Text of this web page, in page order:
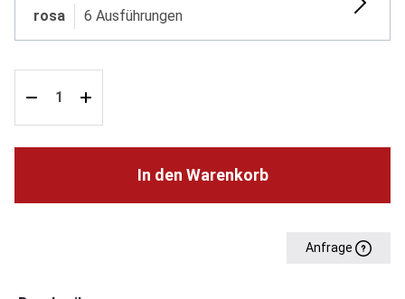
rosa 6 Ausführungen
In den Warenkorb
Anfrage